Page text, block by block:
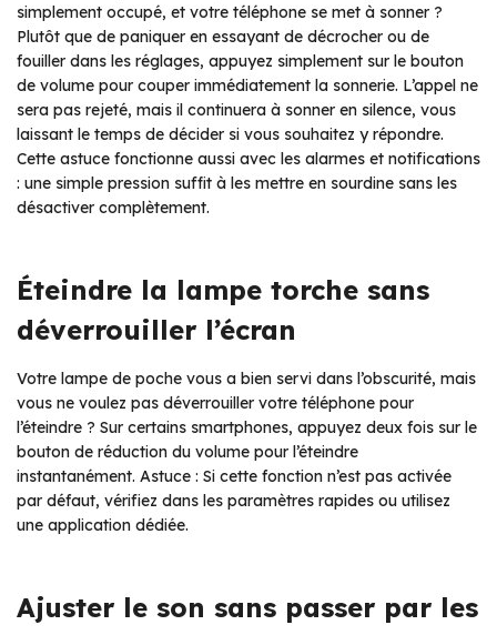
simplement occupé, et votre téléphone se met à sonner ?
Plutôt que de paniquer en essayant de décrocher ou de
fouiller dans les réglages, appuyez simplement sur le bouton
de volume pour couper immédiatement la sonnerie. L’appel ne
sera pas rejeté, mais il continuera à sonner en silence, vous
laissant le temps de décider si vous souhaitez y répondre.
Cette astuce fonctionne aussi avec les alarmes et notifications
: une simple pression suffit à les mettre en sourdine sans les
désactiver complètement.
Éteindre la lampe torche sans
déverrouiller l’écran
Votre lampe de poche vous a bien servi dans l’obscurité, mais
vous ne voulez pas déverrouiller votre téléphone pour
l’éteindre ? Sur certains smartphones, appuyez deux fois sur le
bouton de réduction du volume pour l’éteindre
instantanément. Astuce : Si cette fonction n’est pas activée
par défaut, vérifiez dans les paramètres rapides ou utilisez
une application dédiée.
Ajuster le son sans passer par les